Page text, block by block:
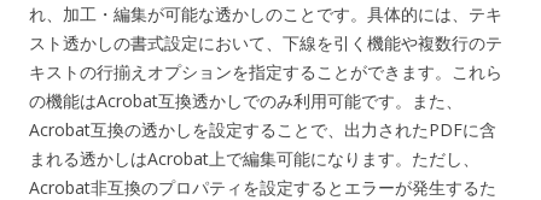
れ、加工・編集が可能な透かしのことです。具体的には、テキ
スト透かしの書式設定において、下線を引く機能や複数行のテ
キストの行揃えオプションを指定することができます。これら
の機能はAcrobat互換透かしでのみ利用可能です。また、
Acrobat互換の透かしを設定することで、出力されたPDFに含
まれる透かしはAcrobat上で編集可能になります。ただし、
Acrobat非互換のプロパティを設定するとエラーが発生するた